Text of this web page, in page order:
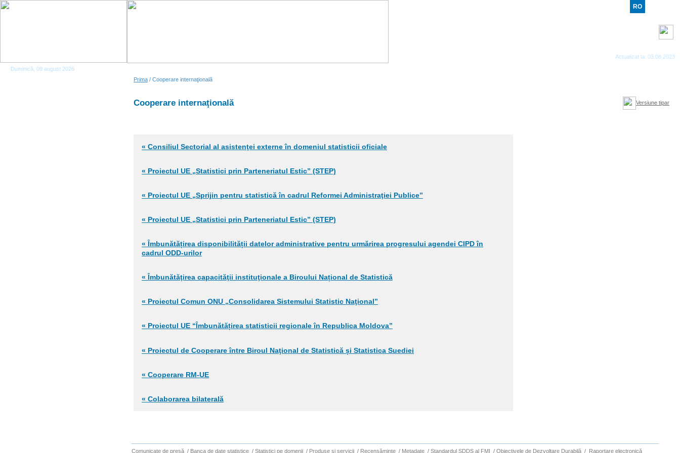
Duminică, 09 august 2026
RO
Actualizat la: 03.08.2023
Prima / Cooperare internaţională
Cooperare internaţională Versiune tipar
« Consiliul Sectorial al asistenţei externe în domeniul statisticii oficiale
« Proiectul UE „Statistici prin Parteneriatul Estic” (STEP)
« Proiectul UE „Sprijin pentru statistică în cadrul Reformei Administraţiei Publice”
« Proiectul UE „Statistici prin Parteneriatul Estic” (STEP)
« Îmbunătățirea disponibilității datelor administrative pentru urmărirea progresului agendei CIPD în
cadrul ODD-urilor
« Îmbunătăţirea capacităţii instituţionale a Biroului Național de Statistică
« Proiectul Comun ONU „Consolidarea Sistemului Statistic Naţional”
« Proiectul UE “Îmbunătățirea statisticii regionale în Republica Moldova”
« Proiectul de Cooperare între Biroul Naţional de Statistică și Statistica Suediei
« Cooperare RM-UE
« Colaborarea bilaterală
Comunicate de presă / Banca de date statistice / Statistici pe domenii / Produse şi servicii / Recensăminte / Metadate / Standardul SDDS al FMI / Obiectivele de Dezvoltare Durabilă / Raportare electronică